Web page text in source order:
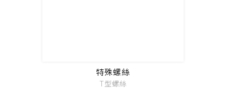
特殊螺絲
T型螺絲